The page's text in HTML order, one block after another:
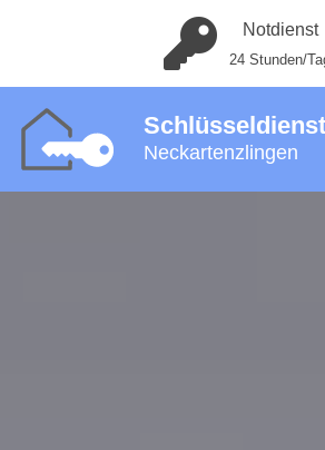
Notdienst
24 Stunden/
Schlüsseldienst
Neckartenzlingen